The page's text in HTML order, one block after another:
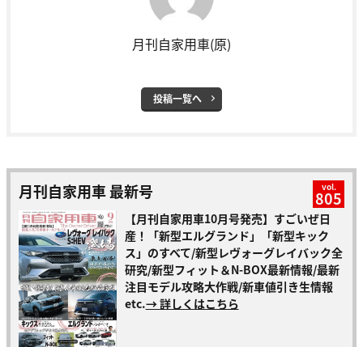
月刊自家用車(原)
投稿一覧へ
月刊自家用車 最新号 vol.
805
【月刊自家用車10月号発売】すごいぜ日
産！「新型エルグランド」「新型キック
ス」のすべて/新型レヴォーグレイバック全
研究/新型フィット＆N-BOX最新情報/最新
注目モデル攻略大作戦/新車値引き生情報
etc.→ 詳しくはこちら